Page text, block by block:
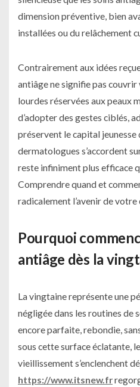
dimension préventive, bien
installées ou du relâchement
Contrairement aux idées
antiâge ne signifie pas
lourdes réservées aux peaux
d’adopter des gestes ciblés,
préservent le capital jeunesse
dermatologues s’accordent
reste infiniment plus efficace
Comprendre quand et
radicalement l’avenir de votre
Pourquoi
antiâge dès la
La vingtaine représente une
négligée dans les routines de
encore parfaite, rebondie,
sous cette surface éclatante,
vieillissement s’enclenchent
https://www.itsnew.fr